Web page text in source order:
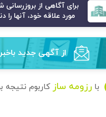
برای آگاهی از
مورد علاقه خود، آنها را
از آگهی‌ جدید
با رزومه ساز کاربوم نتیجه